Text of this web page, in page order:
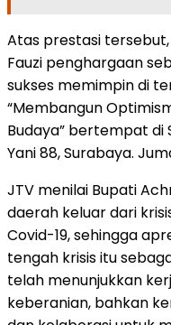
Atas prestasi
Fauzi penghargaan
sukses memimpin di
“Membangun
Budaya” bertempat di
Yani 88, Surabaya.
JTV menilai Bupati
daerah keluar dari
Covid-19, sehingga
tengah krisis itu
telah menunjukkan
keberanian, bahkan